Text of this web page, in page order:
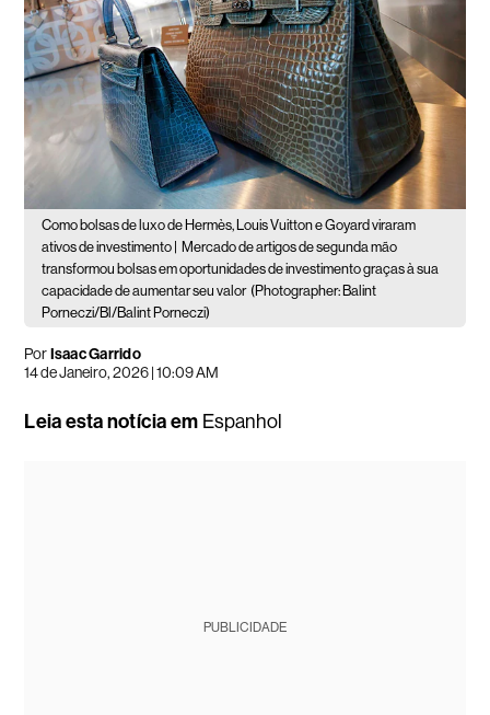
Como bolsas de luxo de Hermès, Louis Vuitton e Goyard viraram
ativos de investimento | Mercado de artigos de segunda mão
transformou bolsas em oportunidades de investimento graças à sua
capacidade de aumentar seu valor (Photographer: Balint
Porneczi/Bl/Balint Porneczi)
PorIsaac Garrido
14 de Janeiro, 2026 | 10:09 AM
Leia esta notícia em Espanhol
PUBLICIDADE